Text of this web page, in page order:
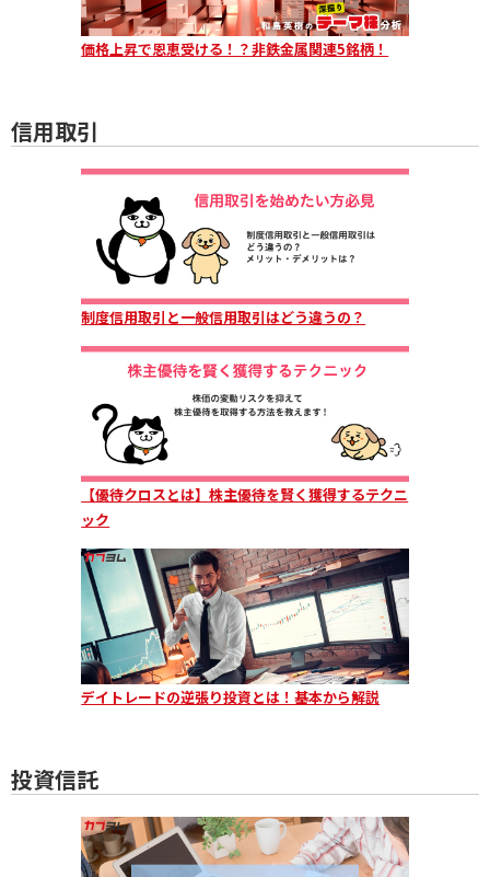
価格上昇で恩恵受ける！？非鉄金属関連5銘柄！
信用取引
制度信用取引と一般信用取引はどう違うの？
【優待クロスとは】株主優待を賢く獲得するテクニ
ック
デイトレードの逆張り投資とは！基本から解説
投資信託